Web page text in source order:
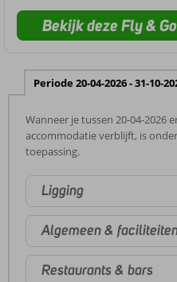
Bekijk deze Fly &
Periode 20-04-2026 - 31-10-
Wanneer je tussen 20-04-2026
accommodatie verblijft, is
toepassing.
Ligging
Algemeen &
Restaurants & bars